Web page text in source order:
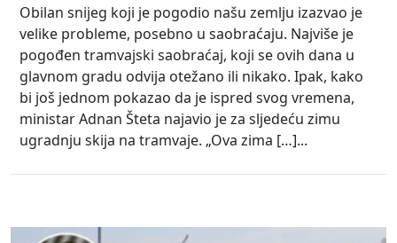
Obilan snijeg koji je pogodio našu zemlju izazvao je
velike probleme, posebno u saobraćaju. Najviše je
pogođen tramvajski saobraćaj, koji se ovih dana u
glavnom gradu odvija otežano ili nikako. Ipak, kako
bi još jednom pokazao da je ispred svog vremena,
ministar Adnan Šteta najavio je za sljedeću zimu
ugradnju skija na tramvaje. „Ova zima […]...